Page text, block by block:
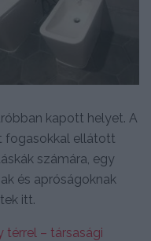
kapott helyet. A
fogasokkal ellátott
számára, egy
és apróságoknak
itt.
térrel – társasági